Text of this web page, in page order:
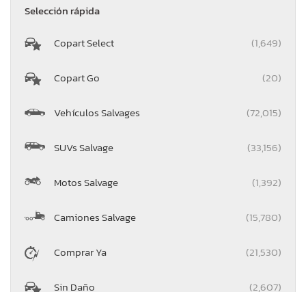
Selección rápida
Copart Select (1,649)
Copart Go (20)
Vehículos Salvages (72,015)
SUVs Salvage (33,156)
Motos Salvage (1,392)
Camiones Salvage (15,780)
Comprar Ya (21,530)
Sin Daño (2,607)